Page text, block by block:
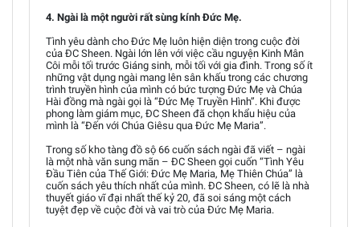
4. Ngài là một người rất sùng kính Đức Mẹ.
Tình yêu dành cho Đức Mẹ luôn hiện diện trong cuộc đời
của ĐC Sheen. Ngài lớn lên với việc cầu nguyện Kinh Mân
Côi mỗi tối trước Giáng sinh, mỗi tối với gia đình. Trong số ít
những vật dụng ngài mang lên sân khấu trong các chương
trình truyền hình của mình có bức tượng Đức Mẹ và Chúa
Hài đồng mà ngài gọi là “Đức Mẹ Truyền Hình”. Khi được
phong làm giám mục, ĐC Sheen đã chọn khẩu hiệu của
mình là “Đến với Chúa Giêsu qua Đức Mẹ Maria”.
Trong số kho tàng đồ sộ 66 cuốn sách ngài đã viết – ngài
là một nhà văn sung mãn – ĐC Sheen gọi cuốn “Tình Yêu
Đầu Tiên của Thế Giới: Đức Mẹ Maria, Mẹ Thiên Chúa” là
cuốn sách yêu thích nhất của mình. ĐC Sheen, có lẽ là nhà
thuyết giáo vĩ đại nhất thế kỷ 20, đã soi sáng một cách
tuyệt đẹp về cuộc đời và vai trò của Đức Mẹ Maria.